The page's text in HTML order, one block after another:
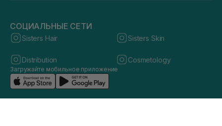
СОЦИАЛЬНЫЕ СЕТИ
Sisters Hair Sisters Skin
Distribution Cosmetology
Загружайте мобильное приложение